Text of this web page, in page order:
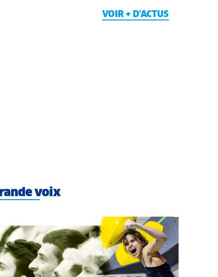
VOIR + D'ACTUS
voix